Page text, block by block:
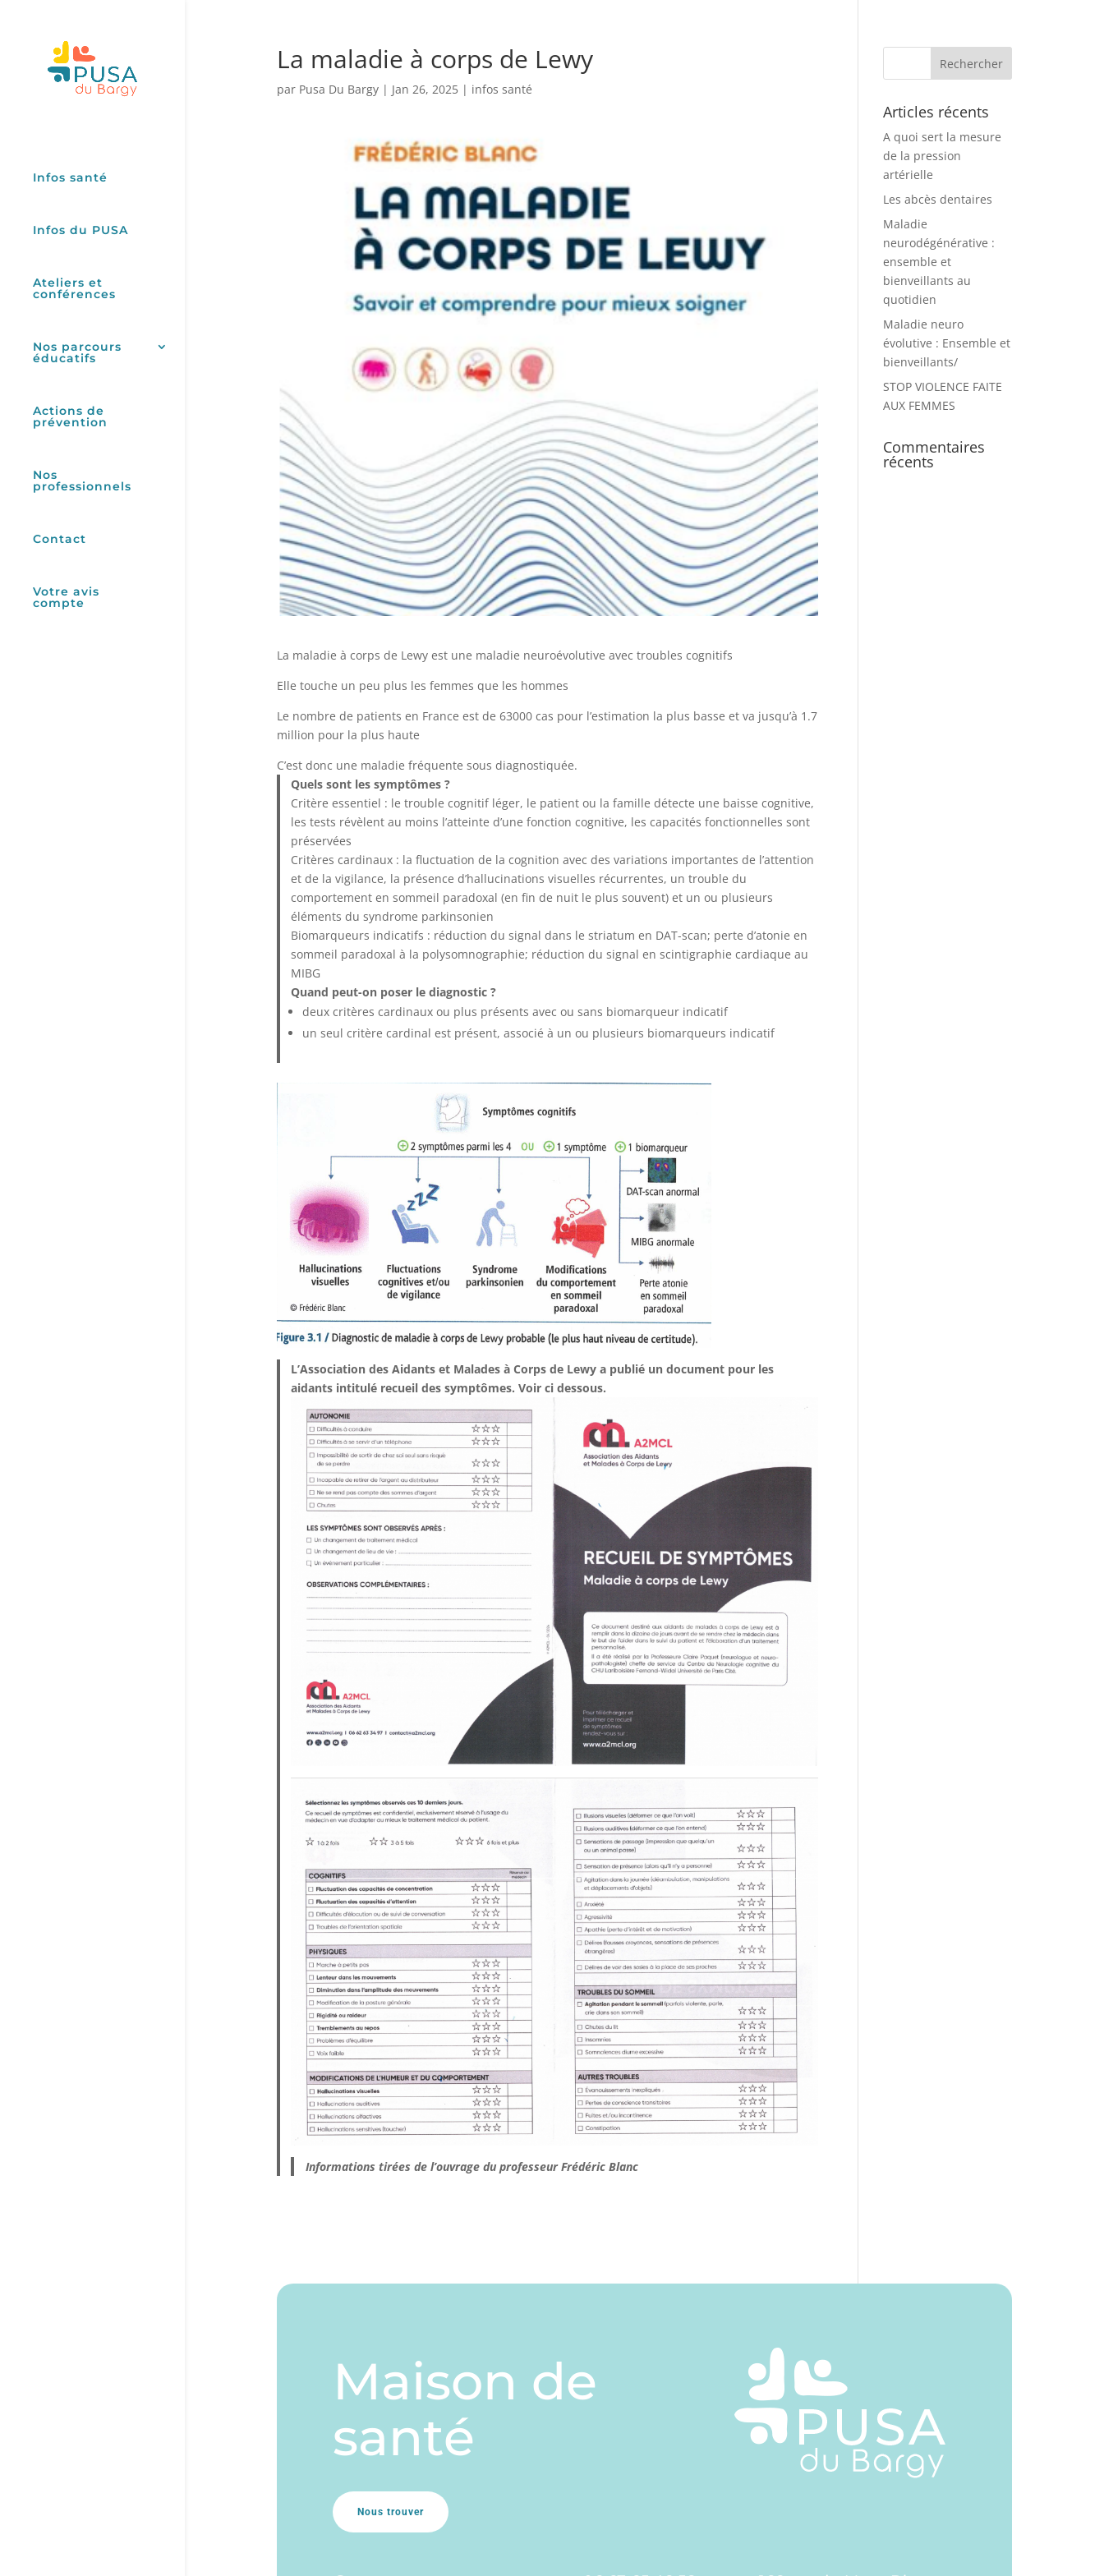
Infos santé
Infos du PUSA
Ateliers et
conférences
Nos parcours
éducatifs
Actions de
prévention
Nos
professionnels
Contact
Votre avis
compte
La maladie à corps de Lewy
par Pusa Du Bargy| Jan 26, 2025| infos santé
La maladie à corps de Lewy est une maladie neuroévolutive avec troubles cognitifs
Elle touche un peu plus les femmes que les hommes
Le nombre de patients en France est de 63000 cas pour l’estimation la plus basse et va jusqu’à 1.7
million pour la plus haute
C’est donc une maladie fréquente sous diagnostiquée.
Quels sont les symptômes ?
Critère essentiel : le trouble cognitif léger, le patient ou la famille détecte une baisse cognitive,
les tests révèlent au moins l’atteinte d’une fonction cognitive, les capacités fonctionnelles sont
préservées
Critères cardinaux : la fluctuation de la cognition avec des variations importantes de l’attention
et de la vigilance, la présence d’hallucinations visuelles récurrentes, un trouble du
comportement en sommeil paradoxal (en fin de nuit le plus souvent) et un ou plusieurs
éléments du syndrome parkinsonien
Biomarqueurs indicatifs : réduction du signal dans le striatum en DAT-scan; perte d’atonie en
sommeil paradoxal à la polysomnographie; réduction du signal en scintigraphie cardiaque au
MIBG
Quand peut-on poser le diagnostic ?
deux critères cardinaux ou plus présents avec ou sans biomarqueur indicatif
un seul critère cardinal est présent, associé à un ou plusieurs biomarqueurs indicatif
L’Association des Aidants et Malades à Corps de Lewy a publié un document pour les
aidants intitulé recueil des symptômes. Voir ci dessous.
Informations tirées de l’ouvrage du professeur Frédéric Blanc
Articles récents
A quoi sert la mesure
de la pression
artérielle
Les abcès dentaires
Maladie
neurodégénérative :
ensemble et
bienveillants au
quotidien
Maladie neuro
évolutive : Ensemble et
bienveillants/
STOP VIOLENCE FAITE
AUX FEMMES
Commentaires
récents
Maison de
santé
Nous trouver